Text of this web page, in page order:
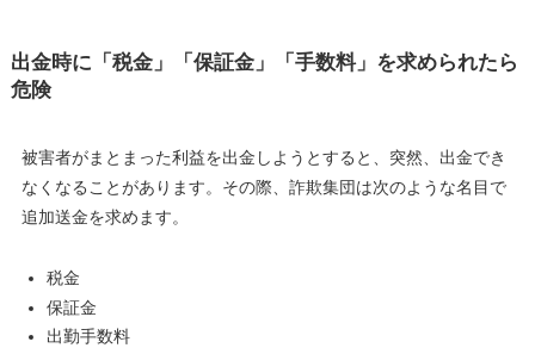
出金時に「税金」「保証金」「手数料」を求められたら
危険
被害者がまとまった利益を出金しようとすると、突然、出金でき
なくなることがあります。その際、詐欺集団は次のような名目で
追加送金を求めます。
税金
保証金
出勤手数料